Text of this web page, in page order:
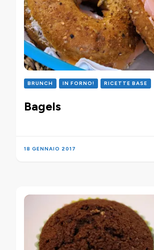
BRUNCH IN FORNO! RICETTE BASE
Bagels
18 GENNAIO 2017